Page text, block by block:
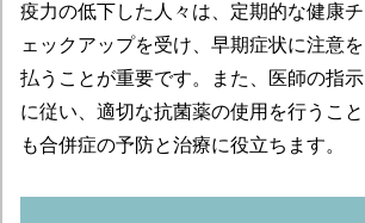
疫力の低下した人々は、定期的な健康チ
ェックアップを受け、早期症状に注意を
払うことが重要です。また、医師の指示
に従い、適切な抗菌薬の使用を行うこと
も合併症の予防と治療に役立ちます。